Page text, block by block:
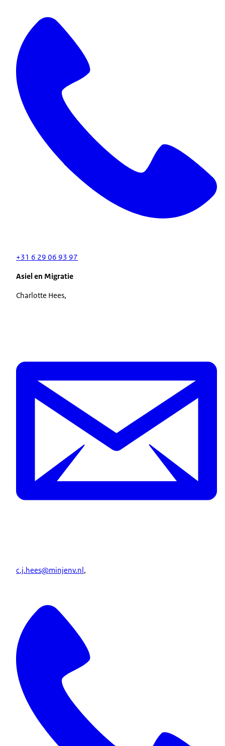
+31 6 29 06 93 97
Asiel en Migratie
Charlotte Hees,
c.j.hees@minjenv.nl,